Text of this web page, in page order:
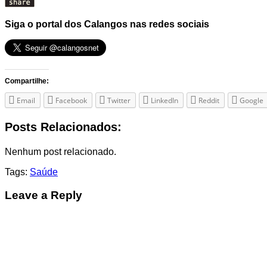
Siga o portal dos Calangos nas redes sociais
Compartilhe:
Email Facebook Twitter LinkedIn Reddit Google
Posts Relacionados:
Nenhum post relacionado.
Tags: Saúde
Leave a Reply